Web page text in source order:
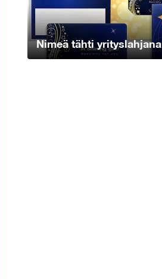
Nimeä tähti yrityslahjana